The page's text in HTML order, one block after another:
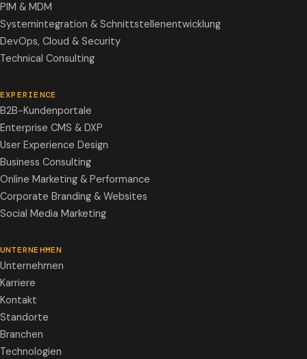
PIM & MDM
Systemintegration & Schnittstellenentwicklung
DevOps, Cloud & Security
Technical Consulting
EXPERIENCE
B2B-Kundenportale
Enterprise CMS & DXP
User Experience Design
Business Consulting
Online Marketing & Performance
Corporate Branding & Websites
Social Media Marketing
UNTERNEHMEN
Unternehmen
Karriere
Kontakt
Standorte
Branchen
Technologien